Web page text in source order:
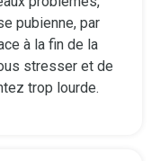
pubienne, par
à la fin de la
stresser et de
trop lourde.